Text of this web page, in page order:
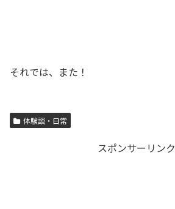
それでは、また！
体験談・日常
スポンサーリンク